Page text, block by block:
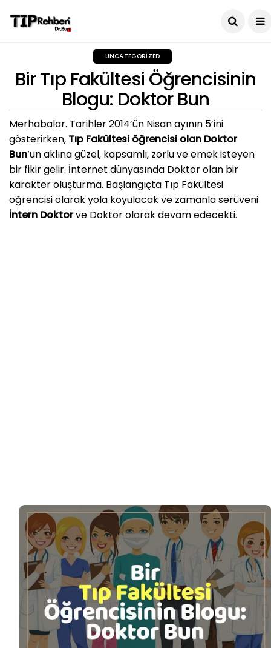
UNCATEGORIZED
Bir Tıp Fakültesi Öğrencisinin
Blogu: Doktor Bun
Merhabalar. Tarihler 2014’ün Nisan ayının 5’ini
gösterirken, Tıp Fakültesi öğrencisi olan Doktor
Bun‘un aklına güzel, kapsamlı, zorlu ve emek isteyen
bir fikir gelir. İnternet dünyasında Doktor olan bir
karakter oluşturma. Başlangıçta Tıp Fakültesi
öğrencisi olarak yola koyulacak ve zamanla serüveni
İntern Doktorve Doktor olarak devam edecekti.